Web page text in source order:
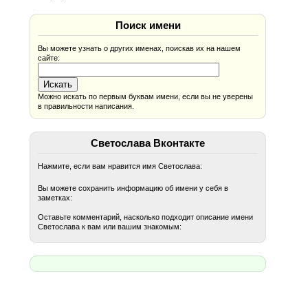
Поиск имени
Вы можете узнать о других именах, поискав их на нашем
сайте:
Можно искать по первым буквам имени, если вы не уверены
в правильности написания.
Светослава Вконтакте
Нажмите, если вам нравится имя Светослава:
Вы можете сохранить информацию об имени у себя в
заметках:
Оставьте комментарий, насколько подходит описание имени
Светослава к вам или вашим знакомым: